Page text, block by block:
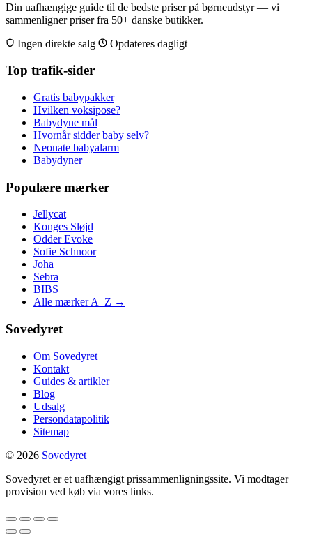
Din uafhængige guide til de bedste priser på børneudstyr — vi
sammenligner priser fra 50+ danske butikker.
Ingen direkte salg
Opdateres dagligt
Top trafik-sider
Gratis babypakker
Hvilken voksipose?
Babydyne mål
Hvornår sidder baby selv?
Neonate babyalarm
Babydyner
Populære mærker
Jellycat
Konges Sløjd
Odder Evoke
Sofie Schnoor
Joha
Sebra
BIBS
Alle mærker A–Z →
Sovedyret
Om Sovedyret
Kontakt
Guides & artikler
Blog
Udsalg
Persondatapolitik
Sitemap
© 2026 Sovedyret
Sovedyret er et uafhængigt prissammenligningssite. Vi modtager
provision ved køb via vores links.